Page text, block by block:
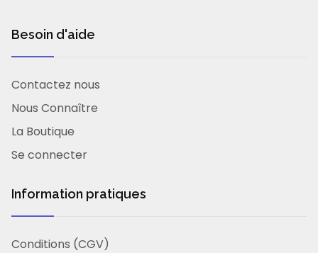
Besoin d'aide
Contactez nous
Nous Connaître
La Boutique
Se connecter
Information pratiques
Conditions (CGV)